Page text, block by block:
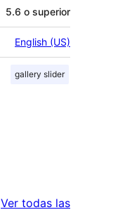
5.6 o superior
English (US)
gallery slider
Ver todas las